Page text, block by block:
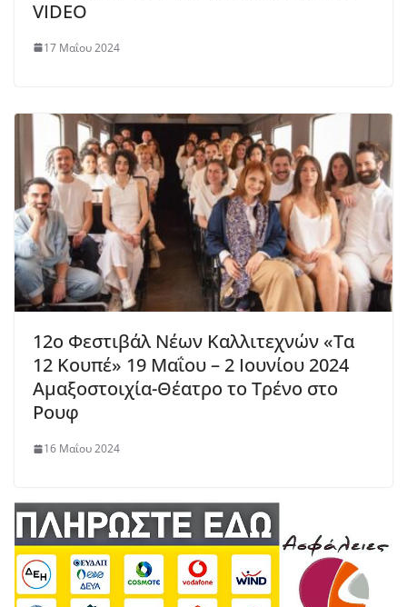
VIDEO
17 Μαΐου 2024
12ο Φεστιβάλ Νέων Καλλιτεχνών «Τα
12 Κουπέ» 19 Μαΐου – 2 Ιουνίου 2024
Αμαξοστοιχία-Θέατρο το Τρένο στο
Ρουφ
16 Μαΐου 2024